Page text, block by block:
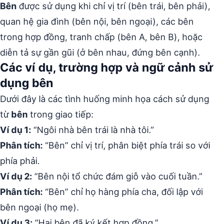
Bên được sử dụng khi chỉ vị trí (bên trái, bên phải),
quan hệ gia đình (bên nội, bên ngoại), các bên
trong hợp đồng, tranh chấp (bên A, bên B), hoặc
diễn tả sự gần gũi (ở bên nhau, đứng bên cạnh).
Các ví dụ, trường hợp và ngữ cảnh sử
dụng bên
Dưới đây là các tình huống minh họa cách sử dụng
từ bên trong giao tiếp:
Ví dụ 1: “Ngôi nhà bên trái là nhà tôi.”
Phân tích: “Bên” chỉ vị trí, phân biệt phía trái so với
phía phải.
Ví dụ 2: “Bên nội tổ chức đám giỗ vào cuối tuần.”
Phân tích: “Bên” chỉ họ hàng phía cha, đối lập với
bên ngoại (họ mẹ).